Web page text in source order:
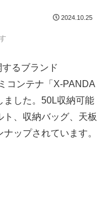
2024.10.25
るブランド
コンテナ「X-PANDA
ました。50L収納可能
、収納バッグ、天板
ップされています。